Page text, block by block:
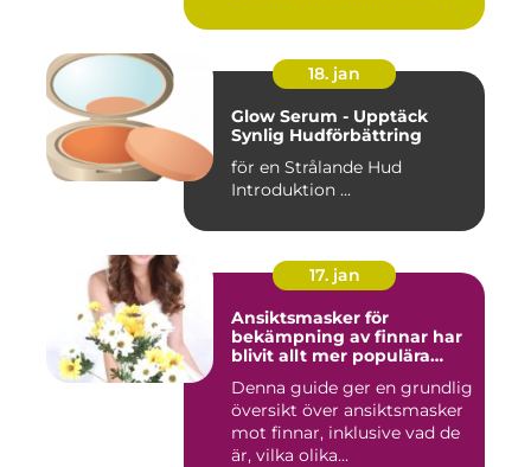
18. jan
Glow Serum - Upptäck
Synlig Hudförbättring
för en Strålande Hud
Introduktion ...
17. jan
Ansiktsmasker för
bekämpning av finnar har
blivit allt mer populära
Denna guide ger en grundlig
översikt över ansiktsmasker
mot finnar, inklusive vad de
är, vilka olika...